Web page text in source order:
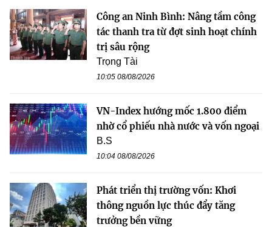
Công an Ninh Bình: Nâng tầm công
tác thanh tra từ đợt sinh hoạt chính
trị sâu rộng
Trọng Tài
10:05 08/08/2026
VN-Index hướng mốc 1.800 điểm
nhờ cổ phiếu nhà nước và vốn ngoại
B.S
10:04 08/08/2026
Phát triển thị trường vốn: Khơi
thông nguồn lực thúc đẩy tăng
trưởng bền vững